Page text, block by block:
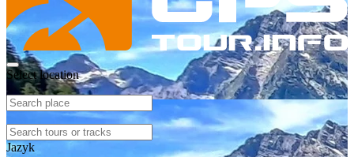
Select location
Jazyk